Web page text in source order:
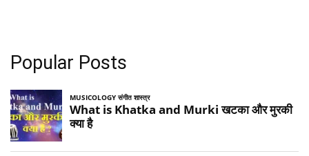
Popular Posts